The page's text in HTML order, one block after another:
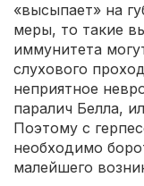
«высыпает» на
меры, то такие
иммунитета
слухового
неприятное
паралич Белла,
Поэтому с
необходимо
малейшего